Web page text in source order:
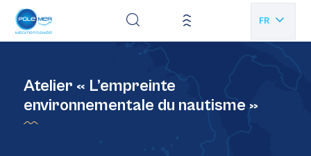
FR
Atelier « L’empreinte
environnementale du nautisme »
Panneau de gestion des cookies